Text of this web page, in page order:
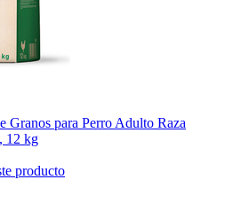
Granos para Perro Adulto Raza
12 kg
producto